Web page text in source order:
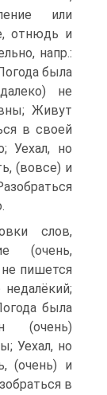
или
отнюдь и
напр.:
была
не
Живут
в своей
Уехал, но
(вовсе) и
слов,
(очень,
пишется
была
(очень)
Уехал, но
(очень) и
в